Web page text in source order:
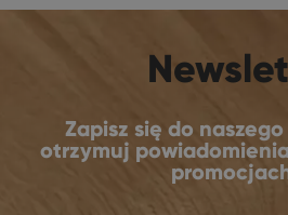
Zapisz się do
otrzymuj